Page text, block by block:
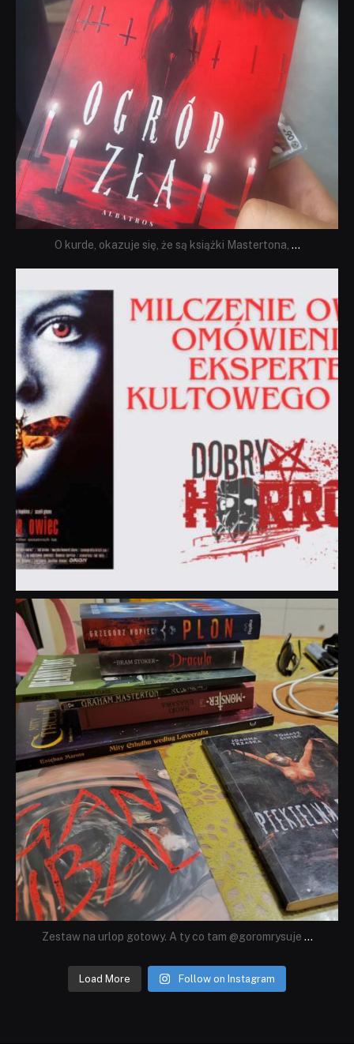
O kurde, okazuje się, że są książki Mastertona, ...
dobryhorror
Lip 31
Zestaw na urlop gotowy. A ty co tam @goromrysuje ...
Load More Follow on Instagram